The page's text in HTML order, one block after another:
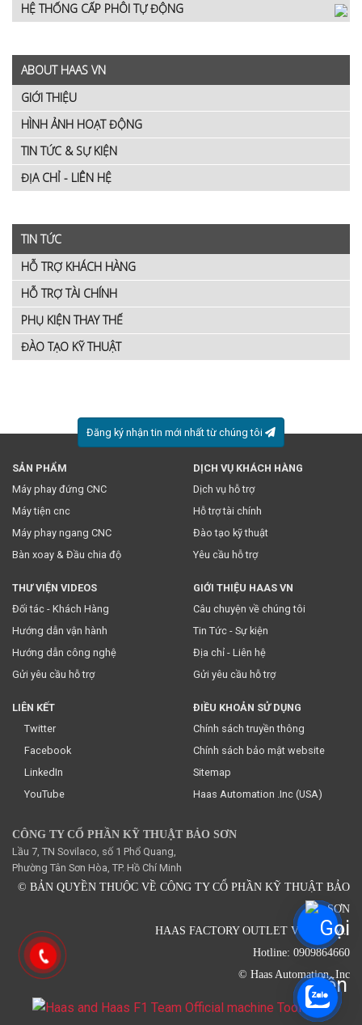
HỆ THỐNG CẤP PHÔI TỰ ĐỘNG
ABOUT HAAS VN
GIỚI THIỆU
HÌNH ẢNH HOẠT ĐỘNG
TIN TỨC & SỰ KIỆN
ĐỊA CHỈ - LIÊN HỆ
TIN TỨC
HỖ TRỢ KHÁCH HÀNG
HỖ TRỢ TÀI CHÍNH
PHỤ KIỆN THAY THẾ
ĐÀO TẠO KỸ THUẬT
Đăng ký nhận tin mới nhất từ chúng tôi
* Việc này đồng nghĩa với việc bạn chấp nhậnchính sách
của chúng tôi.
SẢN PHẨM
Máy phay đứng CNC
Máy tiện cnc
Máy phay ngang CNC
Bàn xoay & Đầu chia độ
DỊCH VỤ KHÁCH HÀNG
Dịch vụ hỗ trợ
Hỗ trợ tài chính
Đào tạo kỹ thuật
Yêu cầu hỗ trợ
THƯ VIỆN VIDEOS
Đối tác - Khách Hàng
Hướng dẫn vận hành
Hướng dẫn công nghệ
Gửi yêu cầu hỗ trợ
GIỚI THIỆU HAAS VN
Câu chuyện về chúng tôi
Tin Tức - Sự kiện
Địa chỉ - Liên hệ
Gửi yêu cầu hỗ trợ
LIÊN KẾT
Twitter
Facebook
LinkedIn
YouTube
ĐIỀU KHOẢN SỬ DỤNG
Chính sách truyền thông
Chính sách bảo mật website
Sitemap
Haas Automation .Inc (USA)
CÔNG TY CỔ PHẦN KỸ THUẬT BẢO SƠN
Lầu 7, TN Sovilaco, số 1 Phổ Quang,
Phường Tân Sơn Hòa, TP. Hồ Chí Minh
© BẢN QUYỀN THUỘC VỀ CÔNG TY CỔ PHẦN KỸ THUẬT BẢO
SƠN
HAAS FACTORY OUTLET VIETNAM.
Hotline: 0909864660
© Haas Automation .Inc